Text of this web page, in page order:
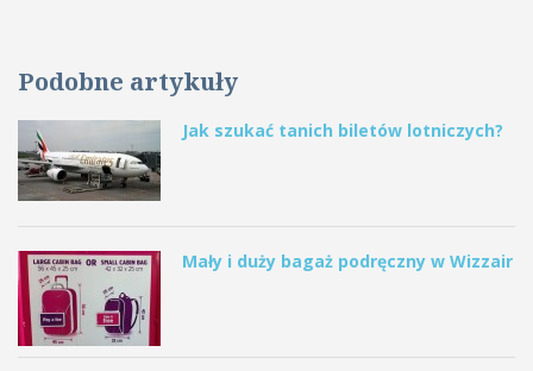
Podobne artykuły
Jak szukać tanich biletów lotniczych?
Mały i duży bagaż podręczny w Wizzair